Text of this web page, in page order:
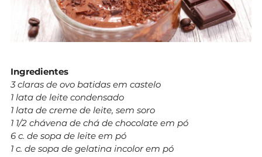
Ingredientes
3 claras de ovo batidas em castelo
1 lata de leite condensado
1 lata de creme de leite, sem soro
1 1/2 chávena de chá de chocolate em pó
6 c. de sopa de leite em pó
1 c. de sopa de gelatina incolor em pó